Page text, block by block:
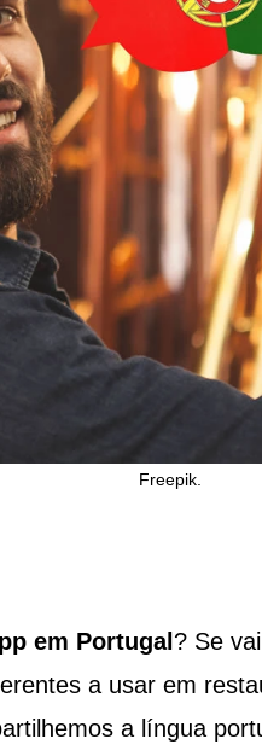
Freepik.
em Portugal ? Se
a usar em
a língua